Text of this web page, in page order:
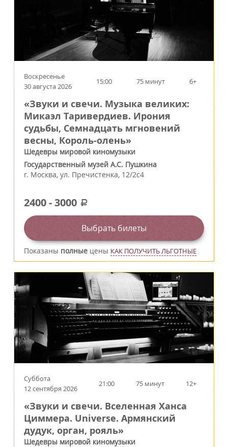
Воскресенье
30 августа 2026
15:00 75 минут 6+
«Звуки и свечи. Музыка великих:
Микаэл Таривердиев. Ирония
судьбы, Семнадцать мгновений
весны, Король‑олень»
Шедевры мировой киномузыки
Государственный музей А.С. Пушкина
г. Москва, ул. Пречистенка, 12/2c4
2400-3000 a
Выбрать билеты
Показаны полные цены КАК ПОЛУЧИТЬ ЛЬГОТНЫЕ
Суббота
12 сентября 2026
21:00 75 минут 12+
«Звуки и свечи. Вселенная Ханса
Циммера. Universe. Армянский
дудук, орган, рояль»
Шедевры мировой киномузыки